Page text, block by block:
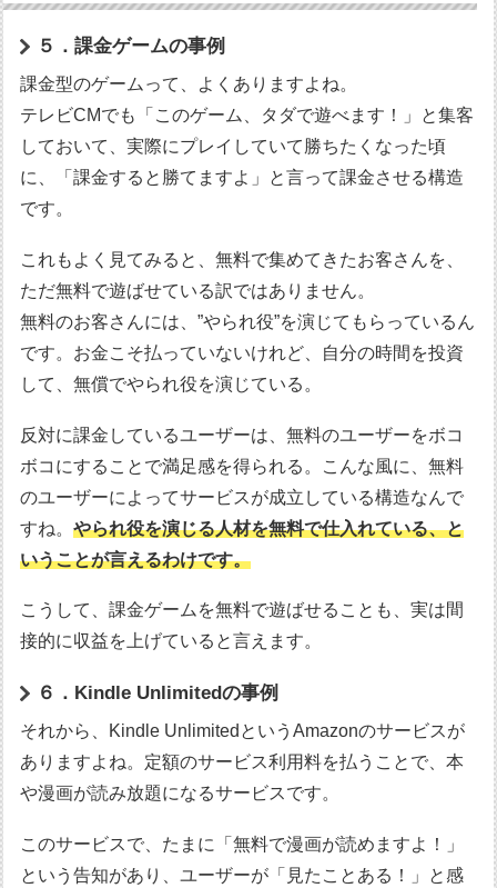
５．課金ゲームの事例
課金型のゲームって、よくありますよね。
テレビCMでも「このゲーム、タダで遊べます！」と集客
しておいて、実際にプレイしていて勝ちたくなった頃
に、「課金すると勝てますよ」と言って課金させる構造
です。
これもよく見てみると、無料で集めてきたお客さんを、
ただ無料で遊ばせている訳ではありません。
無料のお客さんには、”やられ役”を演じてもらっているん
です。お金こそ払っていないけれど、自分の時間を投資
して、無償でやられ役を演じている。
反対に課金しているユーザーは、無料のユーザーをボコ
ボコにすることで満足感を得られる。こんな風に、無料
のユーザーによってサービスが成立している構造なんで
すね。やられ役を演じる人材を無料で仕入れている、と
いうことが言えるわけです。
こうして、課金ゲームを無料で遊ばせることも、実は間
接的に収益を上げていると言えます。
６．Kindle Unlimitedの事例
それから、Kindle UnlimitedというAmazonのサービスが
ありますよね。定額のサービス利用料を払うことで、本
や漫画が読み放題になるサービスです。
このサービスで、たまに「無料で漫画が読めますよ！」
という告知があり、ユーザーが「見たことある！」と感